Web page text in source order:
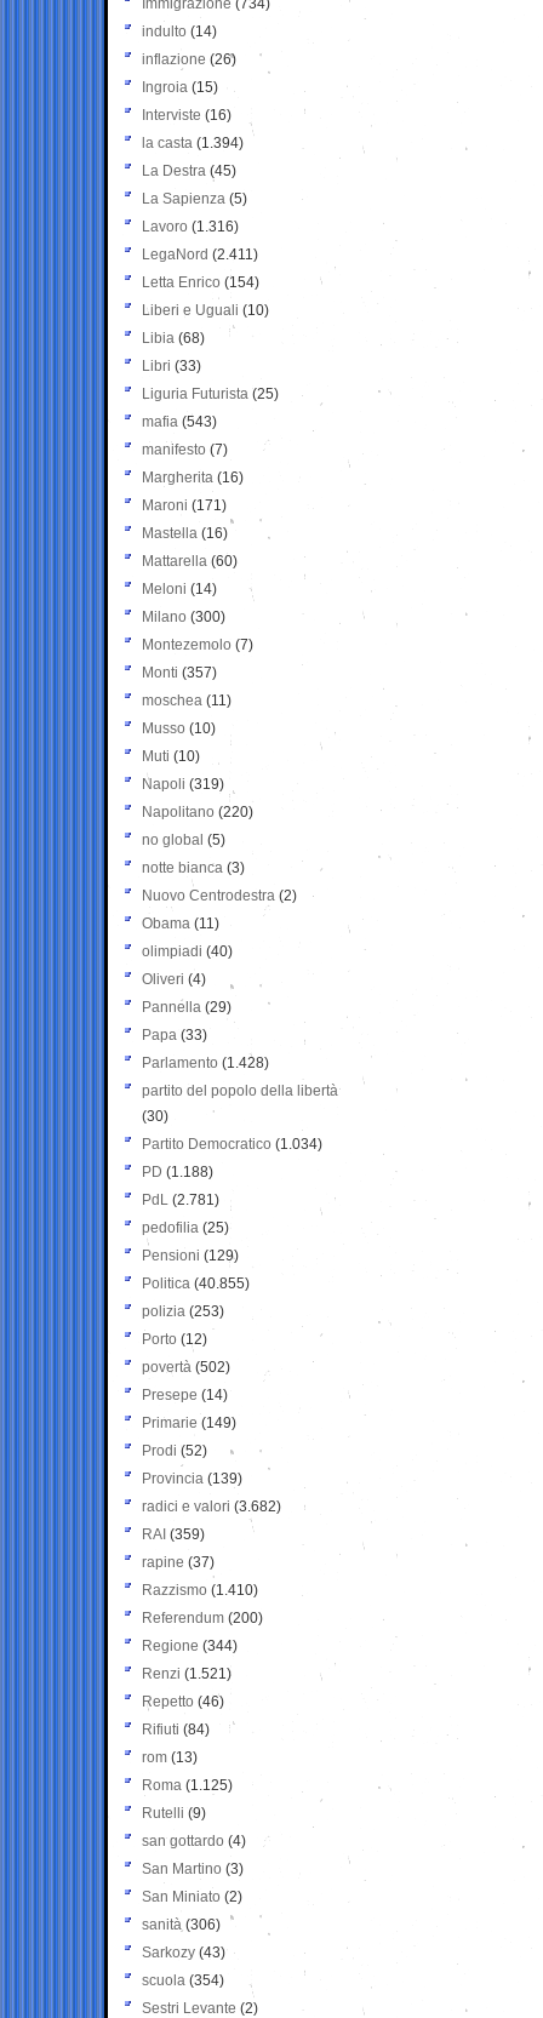
Immigrazione (734)
indulto (14)
inflazione (26)
Ingroia (15)
Interviste (16)
la casta (1.394)
La Destra (45)
La Sapienza (5)
Lavoro (1.316)
LegaNord (2.411)
Letta Enrico (154)
Liberi e Uguali (10)
Libia (68)
Libri (33)
Liguria Futurista (25)
mafia (543)
manifesto (7)
Margherita (16)
Maroni (171)
Mastella (16)
Mattarella (60)
Meloni (14)
Milano (300)
Montezemolo (7)
Monti (357)
moschea (11)
Musso (10)
Muti (10)
Napoli (319)
Napolitano (220)
no global (5)
notte bianca (3)
Nuovo Centrodestra (2)
Obama (11)
olimpiadi (40)
Oliveri (4)
Pannella (29)
Papa (33)
Parlamento (1.428)
partito del popolo della libertà
(30)
Partito Democratico (1.034)
PD (1.188)
PdL (2.781)
pedofilia (25)
Pensioni (129)
Politica (40.855)
polizia (253)
Porto (12)
povertà (502)
Presepe (14)
Primarie (149)
Prodi (52)
Provincia (139)
radici e valori (3.682)
RAI (359)
rapine (37)
Razzismo (1.410)
Referendum (200)
Regione (344)
Renzi (1.521)
Repetto (46)
Rifiuti (84)
rom (13)
Roma (1.125)
Rutelli (9)
san gottardo (4)
San Martino (3)
San Miniato (2)
sanità (306)
Sarkozy (43)
scuola (354)
Sestri Levante (2)